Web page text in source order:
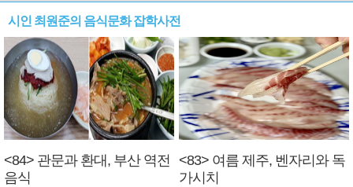
시인 최원준의 음식문화 잡학사전
<84> 관문과 환대, 부산 역전
음식
<83> 여름 제주, 벤자리와 독
가시치